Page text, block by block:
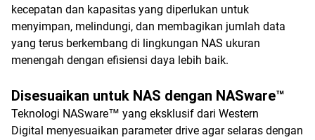
kecepatan dan kapasitas yang diperlukan untuk
menyimpan, melindungi, dan membagikan jumlah data
yang terus berkembang di lingkungan NAS ukuran
menengah dengan efisiensi daya lebih baik.
Disesuaikan untuk NAS dengan NASware™
Teknologi NASware™ yang eksklusif dari Western
Digital menyesuaikan parameter drive agar selaras dengan